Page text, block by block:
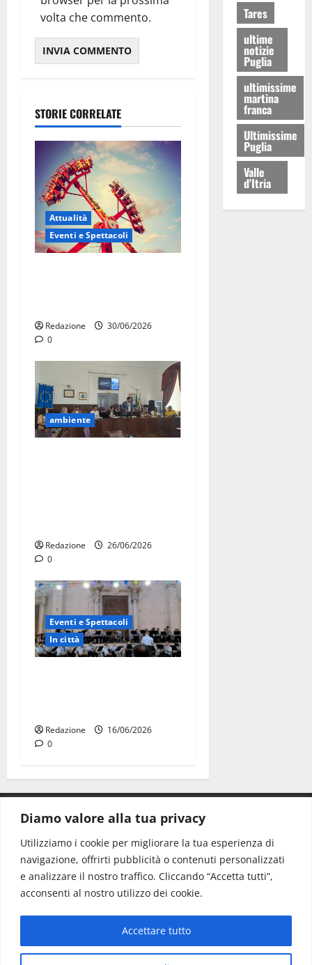
Diamo valore alla tua privacy
Utilizziamo i cookie per migliorare la tua esperienza di
navigazione, offrirti pubblicità o contenuti personalizzati
e analizzare il nostro traffico. Cliccando “Accetta tutti”,
acconsenti al nostro utilizzo dei cookie.
Accettare tutto
volta che commento.
STORIE CORRELATE
Attualità
Eventi e Spettacoli
Redazione
30/06/2026
0
ambiente
Redazione
26/06/2026
0
Eventi e Spettacoli
In città
Redazione
16/06/2026
0
Tares
ultime
notizie
Puglia
ultimissime
martina
franca
Ultimissime
Puglia
Valle
d'Itria
CONTATTI.
Redazione: redazione@www.martinasera.it
Direttore:direttore@www.martinasera.it
Info & Commerciale:info@www.martinasera.it
Home News Vivere la città EVENTI
Salute